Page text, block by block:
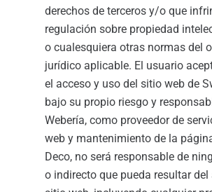
derechos de terceros y/o que
regulación sobre propiedad
o cualesquiera otras normas del
jurídico aplicable. El usuario
el acceso y uso del sitio web de
bajo su propio riesgo y
Webería, como proveedor de
web y mantenimiento de la
Deco, no será responsable de
o indirecto que pueda resultar del